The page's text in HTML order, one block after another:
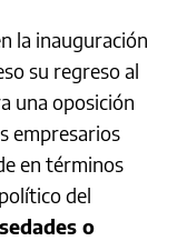
la inauguración
su regreso al
una oposición
empresarios
en términos
del
o